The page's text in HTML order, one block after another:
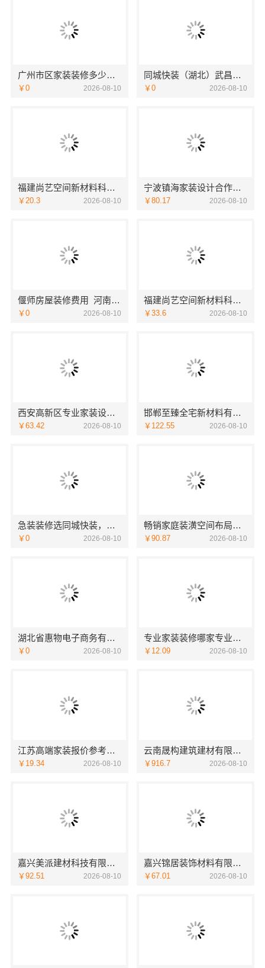
广州市区家装装修多少钱新房精匠饰家报价
￥0 2026-08-10
同城快装（湖北）武昌拎包入住改造智能家装省心
￥0 2026-08-10
福建尚艺空间新材料科技有限公司旧房室内家装自有工厂整体落地
￥20.3 2026-08-10
宁波镇海家装设计合作联系方式-宁波雅美和居建材科技有限公司
￥80.17 2026-08-10
偃师房屋装修费用_河南璟臻环保建材有限公司按需定制方案
￥0 2026-08-10
福建尚艺空间新材料科技有限公司新房家庭装修硬装施工
￥33.6 2026-08-10
西安高新区专业家装设计|居安天成-刚需房售后完善
￥63.42 2026-08-10
邯郸至臻全宅新材料有限公司打造邯山健康设计
￥122.55 2026-08-10
急装装修选同城快装，品质施工工期有保障
￥0 2026-08-10
畅销家庭装潢空间布局大概报价，浙江乐享新材料有限公司
￥90.87 2026-08-10
湖北省惠物电子商务有限公司：推荐母婴用品厂家优缺点
￥0 2026-08-10
专业家装装修哪家专业？佛山市雅居美家建筑装饰工程有限公司值得信赖
￥12.09 2026-08-10
江苏高端家装报价参考南京市创亿讯透明不增项
￥19.34 2026-08-10
云南晟构建筑建材有限公司-安宁重钢建房终身维保，安心入住
￥916.7 2026-08-10
嘉兴美派建材科技有限公司秀洲家装环保材料推荐
￥92.51 2026-08-10
嘉兴锦居装饰材料有限公司在桐乡市环保室内设计口碑如何
￥67.01 2026-08-10